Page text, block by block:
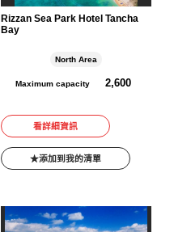
Rizzan Sea Park Hotel Tancha
Bay
North Area
Maximum capacity 2,600
看詳細資訊
添加到我的清單